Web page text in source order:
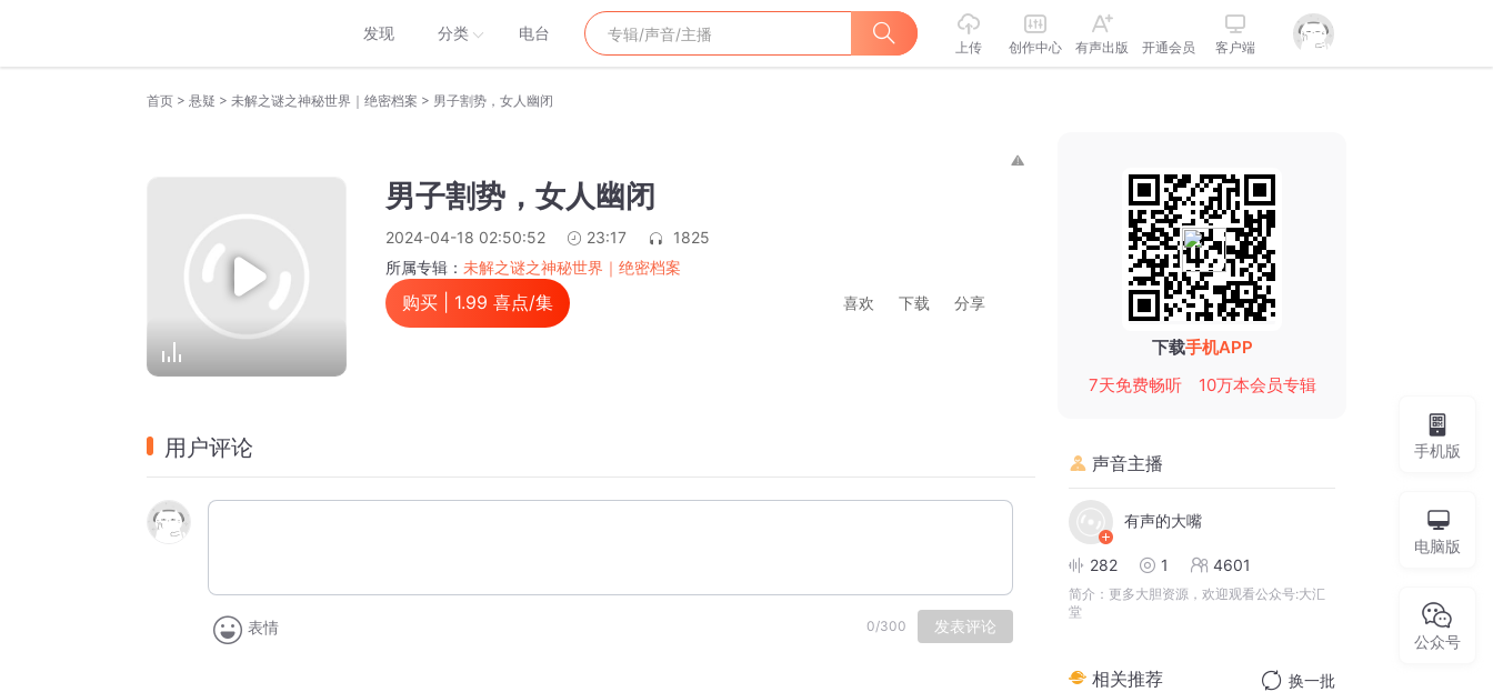
发现 分类 电台
上传 创作中心 有声出版 开通会员 客户端
首页 > 悬疑 > 未解之谜之神秘世界｜绝密档案 > 男子割势，女人幽闭
男子割势，女人幽闭
2024-04-18 02:50:52 23:17
1825
所属专辑： 未解之谜之神秘世界｜绝密档案
购买 | 1.99 喜点/集 喜欢 下载 分享
用户评论
表情 0/300 发表评论
下载手机APP
7天免费畅听
10万本会员专辑
声音主播
有声的大嘴
282 1 4601
简介： 更多大胆资源，欢迎观看公众号:大汇
堂
相关推荐 换一批
手机版
电脑版
公众号